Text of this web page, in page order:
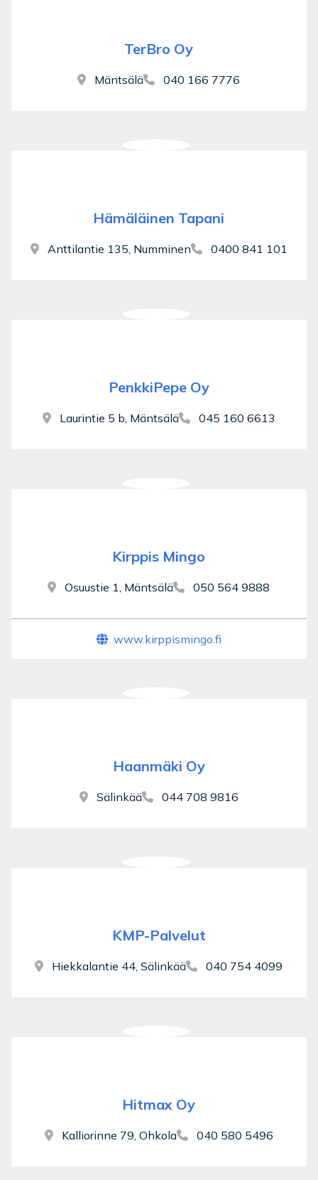
TerBro Oy
Mäntsälä 040 166 7776
Hämäläinen Tapani
Anttilantie 135, Numminen 0400 841 101
PenkkiPepe Oy
Laurintie 5 b, Mäntsälä 045 160 6613
Kirppis Mingo
Osuustie 1, Mäntsälä 050 564 9888
www.kirppismingo.fi
Haanmäki Oy
Sälinkää 044 708 9816
KMP-Palvelut
Hiekkalantie 44, Sälinkää 040 754 4099
Hitmax Oy
Kalliorinne 79, Ohkola 040 580 5496